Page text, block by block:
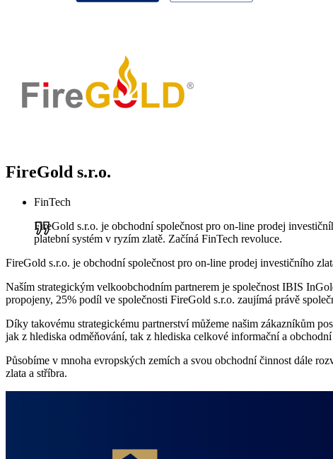
FireGold s.r.o.
FinTech
FireGold s.r.o. je obchodní společnost pro on-line prodej
platební systém v ryzím zlatě. Začíná FinTech revoluce.
FireGold s.r.o. je obchodní společnost pro on-line prodej investičního
Naším strategickým velkoobchodním partnerem je společnost IBIS
propojeny, 25% podíl ve společnosti FireGold s.r.o. zaujímá právě
Díky takovému strategickému partnerství můžeme našim zákazníkům
jak z hlediska odměňování, tak z hlediska celkové informační a
Působíme v mnoha evropských zemích a svou obchodní činnost dále
zlata a stříbra.